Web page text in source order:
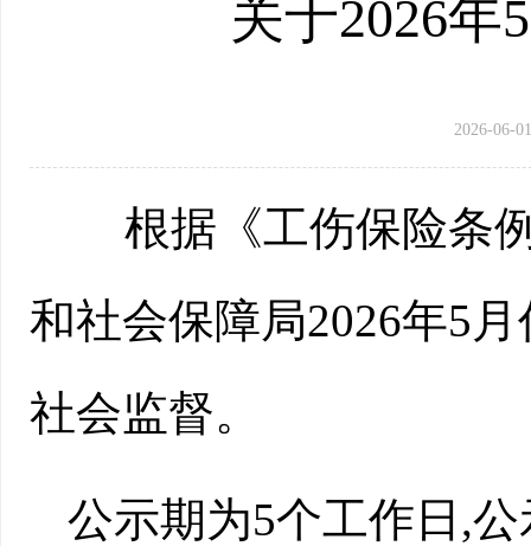
关于2026年
2026-06-
根据《工伤保险条例
和社会保障局2026年5
社会监督。
公示期为5个工作日,